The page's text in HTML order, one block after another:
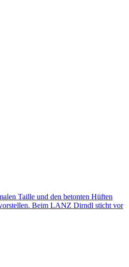
Taille und den betonten Hüften
Beim LANZ Dirndl sticht vor